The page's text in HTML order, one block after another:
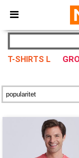
× Ntextil-
Bedre priser
T-SHIRTS L